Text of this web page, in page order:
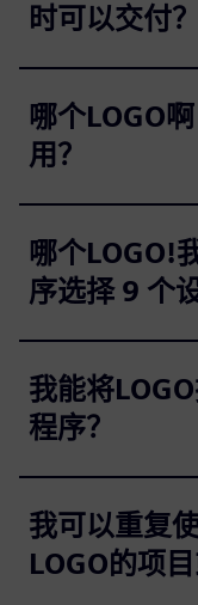
时可以交付？
哪个LOGO
用？
哪个LOGO!
序选择 9 个
我能将
程序？
我可以重复
LOGO的项